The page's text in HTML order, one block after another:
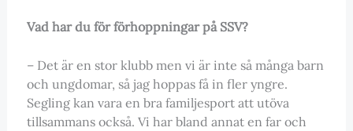
Vad har du för förhoppningar på SSV?
– Det är en stor klubb men vi är inte så många barn
och ungdomar, så jag hoppas få in fler yngre.
Segling kan vara en bra familjesport att utöva
tillsammans också. Vi har bland annat en far och